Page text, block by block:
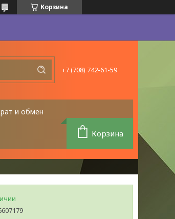
Корзина
+7 (708) 742-61-59
и обмен
Корзина